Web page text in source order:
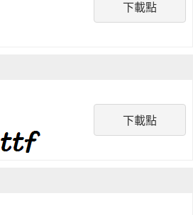
下載點
下載點